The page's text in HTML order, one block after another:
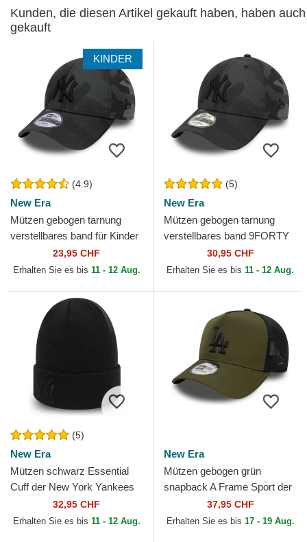
Kunden, die diesen Artikel gekauft haben, haben auch
gekauft
KINDER
(4.9)
New Era
Mützen gebogen tarnung
verstellbares band für Kinder
9FORTY League Essential
der New York Yankees...
23,95 CHF
Erhalten Sie es bis 11 - 12 Aug.
(5)
New Era
Mützen gebogen tarnung
verstellbares band 9FORTY
League Essential der New
York Yankees MLB von...
30,95 CHF
Erhalten Sie es bis 11 - 12 Aug.
(5)
New Era
Mützen schwarz Essential
Cuff der New York Yankees
MLB von New Era
32,95 CHF
Erhalten Sie es bis 11 - 12 Aug.
New Era
Mützen gebogen grün
snapback A Frame Sport der
Los Angeles Dodgers MLB
von New Era
37,95 CHF
Erhalten Sie es bis 17 - 19 Aug.